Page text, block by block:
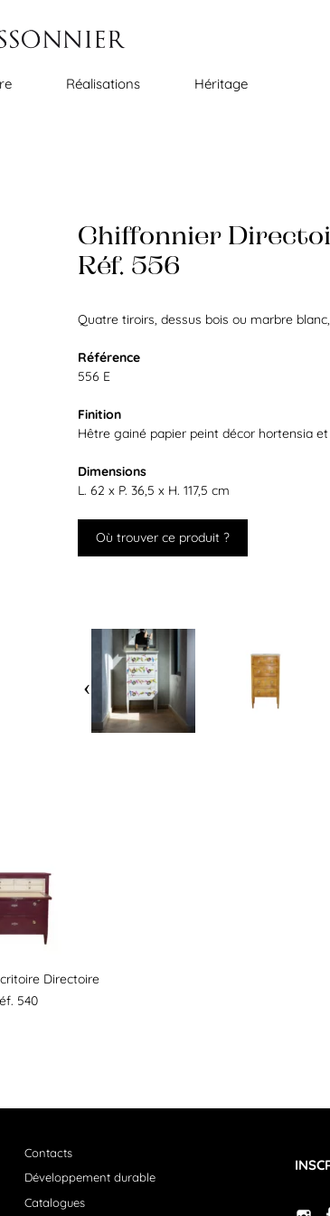
Réalisations Héritage
Chiffonnier
Réf. 556
Quatre tiroirs, dessus bois ou marbre
Référence
556 E
Finition
Hêtre gainé papier peint décor hortensia
Dimensions
L. 62 x P. 36,5 x H. 117,5 cm
Où trouver ce produit ?
Directoire
540
Contacts
Développement durable
Catalogues